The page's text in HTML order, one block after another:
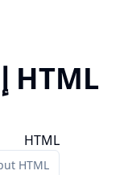
HTML إلى Markdown
HTML